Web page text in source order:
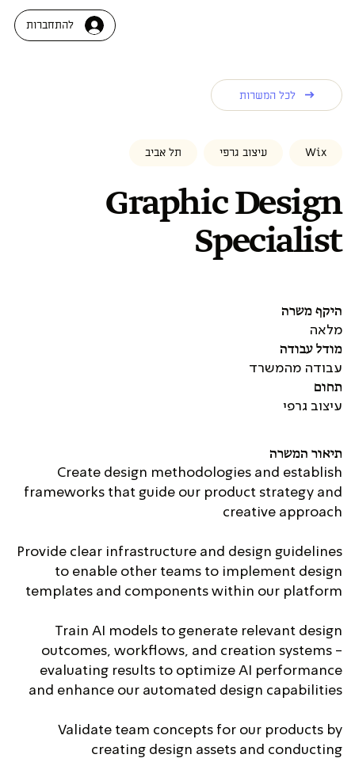
להתחברות
תיאור המשרה
Create design methodologies and establish
frameworks that guide our product strategy and
creative approach
Provide clear infrastructure and design guidelines
to enable other teams to implement design
templates and components within our platform
Train AI models to generate relevant design
outcomes, workflows, and creation systems -
evaluating results to optimize AI performance
and enhance our automated design capabilities
Validate team concepts for our products by
creating design assets and conducting
לכל המשרות
Graphic Design
Specialist
Wix עיצוב גרפי תל אביב
היקף משרה
מלאה
מודל עבודה
עבודה מהמשרד
תחום
עיצוב גרפי